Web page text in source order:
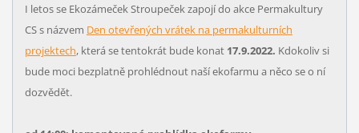
I letos se Ekozámeček Stroupeček zapojí do akce Permakultury
CS s názvem Den otevřených vrátek na permakulturních
projektech, která se tentokrát bude konat 17.9.2022. Kdokoliv si
bude moci bezplatně prohlédnout naší ekofarmu a něco se o ní
dozvědět.